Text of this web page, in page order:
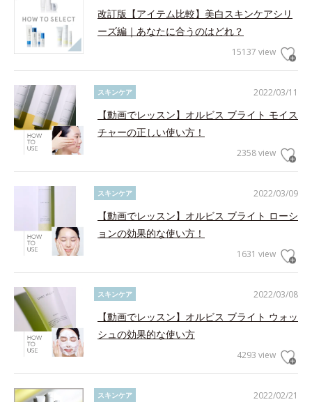
改訂版【アイテム比較】美白スキンケアシリ
ーズ編｜あなたに合うのはどれ？
15137 view
2022/03/11
スキンケア
【動画でレッスン】オルビス ブライト モイス
チャーの正しい使い方！
2358 view
2022/03/09
スキンケア
【動画でレッスン】オルビス ブライト ローシ
ョンの効果的な使い方！
1631 view
2022/03/08
スキンケア
【動画でレッスン】オルビス ブライト ウォッ
シュの効果的な使い方
4293 view
2022/02/21
スキンケア